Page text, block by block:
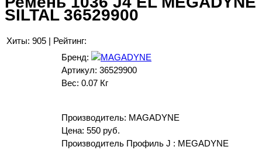
SILTAL 36529900
Хиты: 905 | Рейтинг:
Бренд:
Артикул: 36529900
Вес: 0.07 Кг
Производитель: MAGADYNE
Цена: 550 руб.
Производитель Профиль J : MEGADYNE